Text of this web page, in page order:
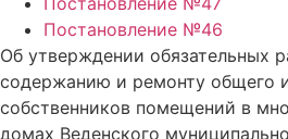
Постановление №46
Об утверждении обязательных
содержанию и ремонту общего
собственников помещений в
домах Веденского